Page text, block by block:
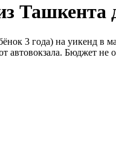
Ташкента
3 года) на уикенд в
автовокзала. Бюджет не